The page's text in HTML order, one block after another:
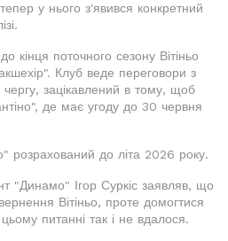
у нього з'явився конкретний
кінця поточного сезону Вітіньо
Клуб веде переговори з
зацікавлений в тому, щоб
де має угоду до 30 червня
розрахований до літа 2026 року.
"Динамо" Ігор Суркіс заявляв, що
Вітіньо, проте домогтися
питанні так і не вдалося.